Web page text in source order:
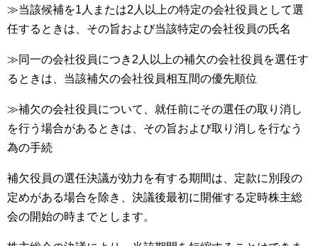
≫当該候補を1人または2人以上の特定の会社役員として選
任するときは、その旨および当該特定の会社役員の氏名
≫同一の会社役員につき2人以上の補欠の会社役員を選任す
るときは、当該補欠の会社役員相互間の優先順位
≫補欠の会社役員について、就任前にその選任の取り消し
を行う場合があるときは、その旨および取り消しを行なう
為の手続
補欠役員の選任決議が効力を有する期間は、定款に別段の
定めがある場合を除き、決議後最初に開催する定時株主総
会の開始の時までとします。